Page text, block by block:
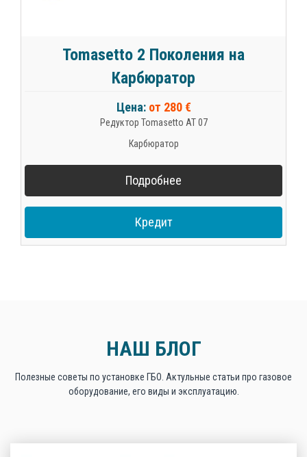
Tomasetto 2 Поколения на
Карбюратор
Цена: от 280 €
Редуктор Tomasetto AT 07
Карбюратор
Подробнее
Кредит
НАШ БЛОГ
Полезные советы по установке ГБО. Актульные статьи про газовое
оборудование, его виды и эксплуатацию.